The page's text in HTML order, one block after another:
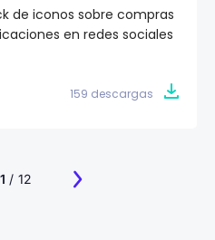
de iconos sobre compras
en redes sociales
159 descargas
/ 12